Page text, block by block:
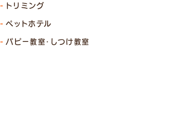
トリミング
ペットホテル
パピー教室・しつけ教室